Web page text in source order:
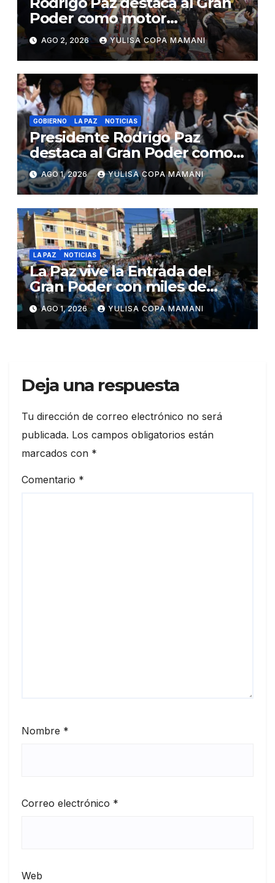
Poder como motor
económico y símbolo de
unidad
AGO 2, 2026 YULISA COPA MAMANI
GOBIERNO LA PAZ NOTICIAS
Presidente Rodrigo Paz
destaca al Gran Poder como
símbolo de identidad y
unidad nacional
AGO 1, 2026 YULISA COPA MAMANI
LA PAZ NOTICIAS
La Paz vive la Entrada del
Gran Poder con miles de
danzarines y músicos
AGO 1, 2026 YULISA COPA MAMANI
Deja una respuesta
Tu dirección de correo electrónico no será
publicada. Los campos obligatorios están
marcados con *
Comentario *
Nombre *
Correo electrónico *
Web